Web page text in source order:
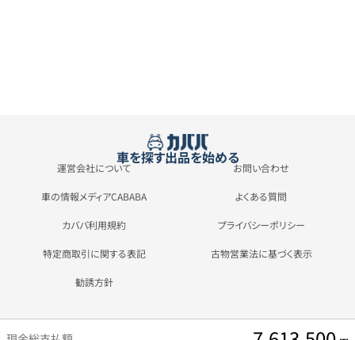
車を探す出品を始める
運営会社について お問い合わせ
車の情報メディアCABABA よくある質問
カババ利用規約 プライバシーポリシー
特定商取引に関する表記 古物営業法に基づく表示
勧誘方針